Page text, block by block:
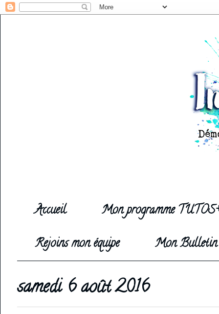
Accueil
Mon programme
Rejoins mon équipe
Mon
samedi 6 août 2016